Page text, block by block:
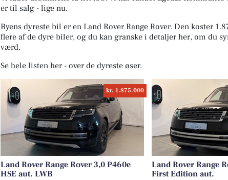
er til salg - lige nu.
Byens dyreste bil er en Land Rover Range Rover. Den koster
flere af de dyre biler, og du kan granske i detaljer her, om du
værd.
Se hele listen her - over de dyreste øser.
kr. 1.875.000
Land Rover Range Rover 3,0 P460e
HSE aut. LWB
Land Rover Range
First Edition aut.